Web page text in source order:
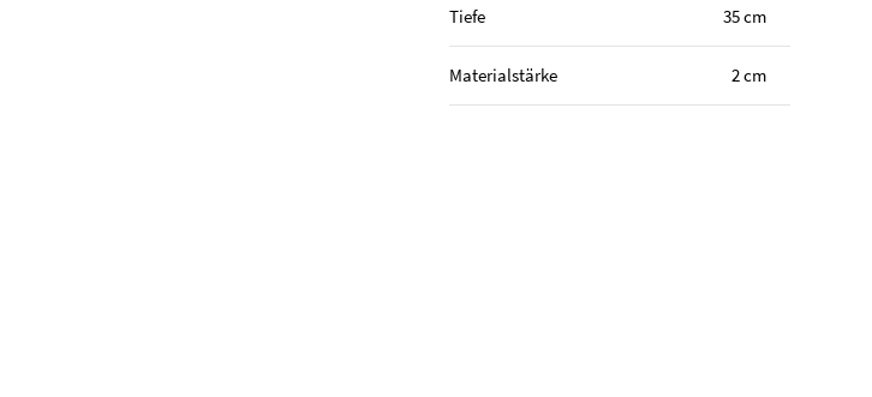
Tiefe 35 cm
Materialstärke 2 cm